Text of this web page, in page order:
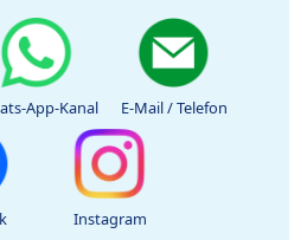
App-Kanal E-Mail / Telefon
Instagram